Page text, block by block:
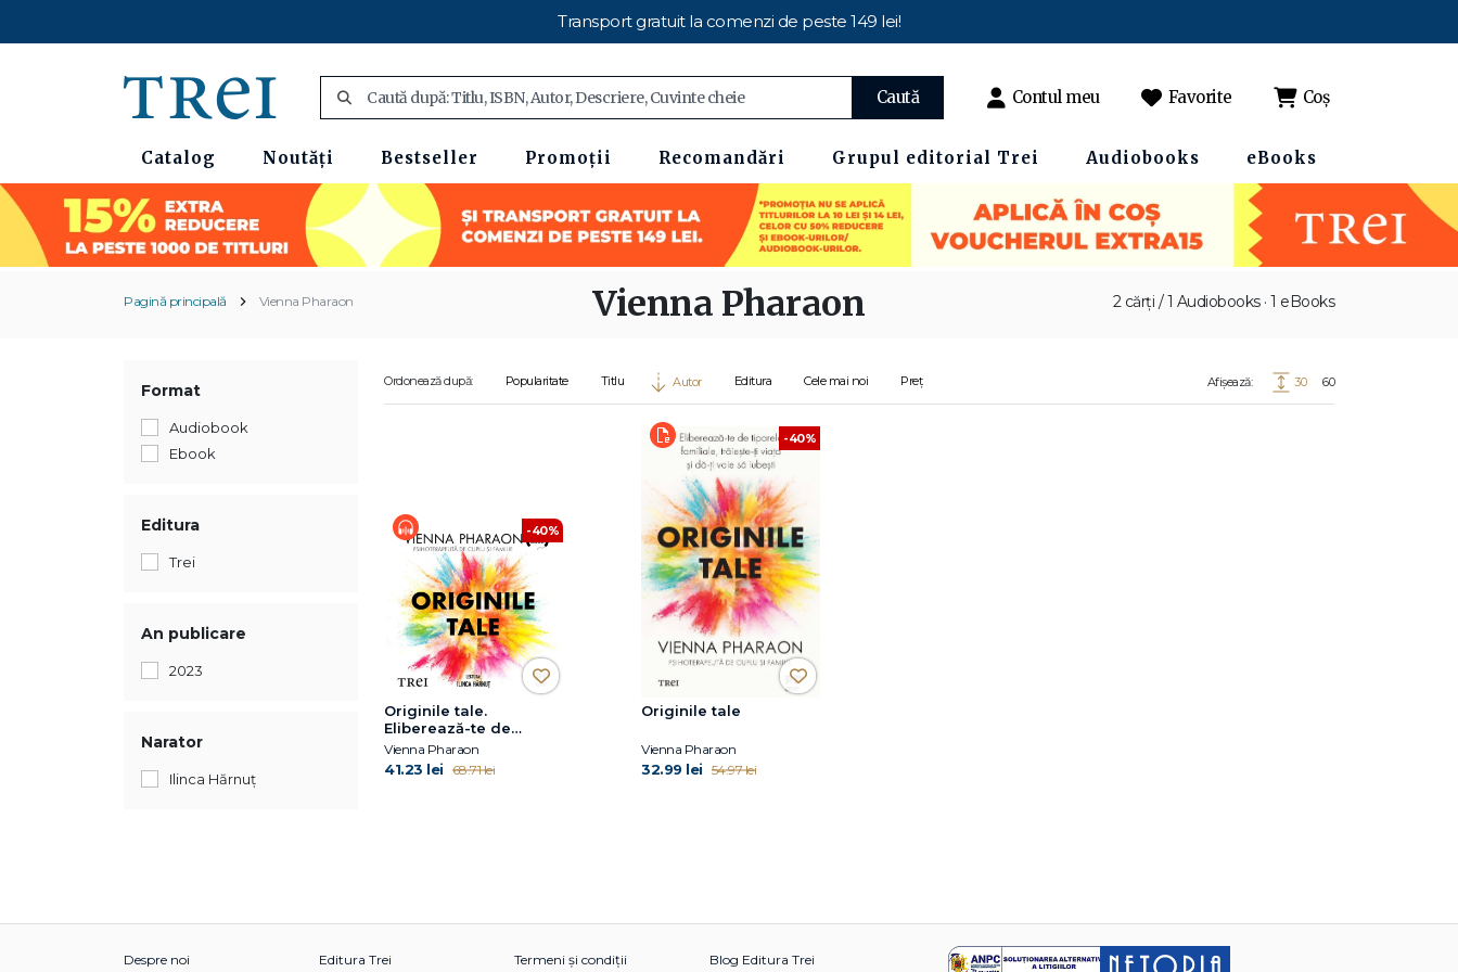
Transport gratuit la comenzi de peste 149 lei!
Caută Contul meu Favorite Coș
Catalog Noutăți Bestseller Promoții Recomandări Grupul editorial Trei Audiobooks eBooks
Pagină principală Vienna Pharaon 2 cărți / 1 Audiobooks · 1 eBooks
Vienna Pharaon
Format
Audiobook
Ebook
Editura
Trei
An publicare
2023
Narator
Ilinca Hărnuț
Ordonează după: Popularitate Titlu Autor Editura Cele mai noi Preț Afișează: 30 60
-40%
Originile tale.
Eliberează-te de
tiparele familiale,
trăiește-ți viața și dă-ți
voie să iubești
Vienna Pharaon
41.23 lei 68.71 lei
-40%
Originile tale
Vienna Pharaon
32.99 lei 54.97 lei
Despre noi Editura Trei Termeni și condiții Blog Editura Trei